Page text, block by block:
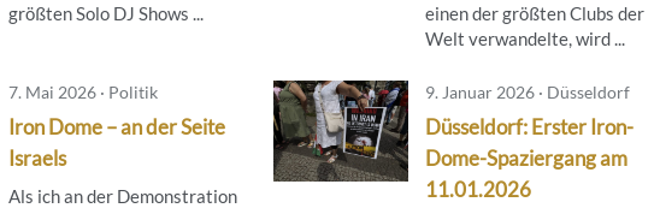
größten Solo DJ Shows ...
einen der größten Clubs der
Welt verwandelte, wird ...
7. Mai 2026 · Politik
Iron Dome – an der Seite
Israels
Als ich an der Demonstration
9. Januar 2026 · Düsseldorf
Düsseldorf: Erster Iron-
Dome-Spaziergang am
11.01.2026